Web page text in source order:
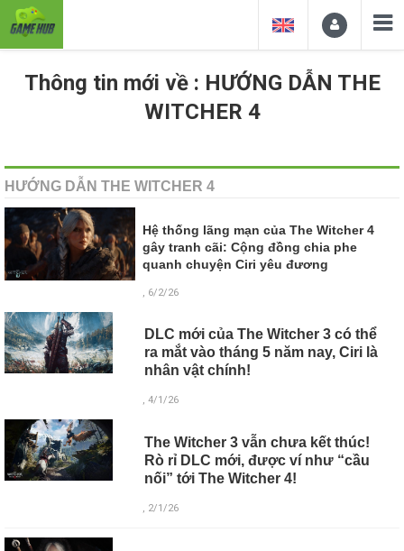
Thông tin mới về : HƯỚNG DẪN THE
WITCHER 4
HƯỚNG DẪN THE WITCHER 4
Hệ thống lãng mạn của The Witcher 4
gây tranh cãi: Cộng đồng chia phe
quanh chuyện Ciri yêu đương
, 6/2/26
DLC mới của The Witcher 3 có thể
ra mắt vào tháng 5 năm nay, Ciri là
nhân vật chính!
, 4/1/26
The Witcher 3 vẫn chưa kết thúc!
Rò rỉ DLC mới, được ví như “cầu
nối” tới The Witcher 4!
, 2/1/26